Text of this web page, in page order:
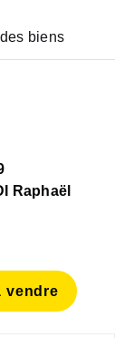
biens
Raphaël
vendre